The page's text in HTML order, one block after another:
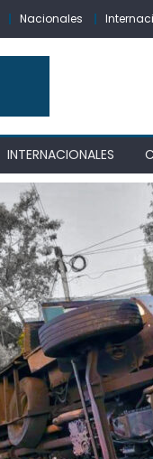
Nacionales
INTERNACIONALES